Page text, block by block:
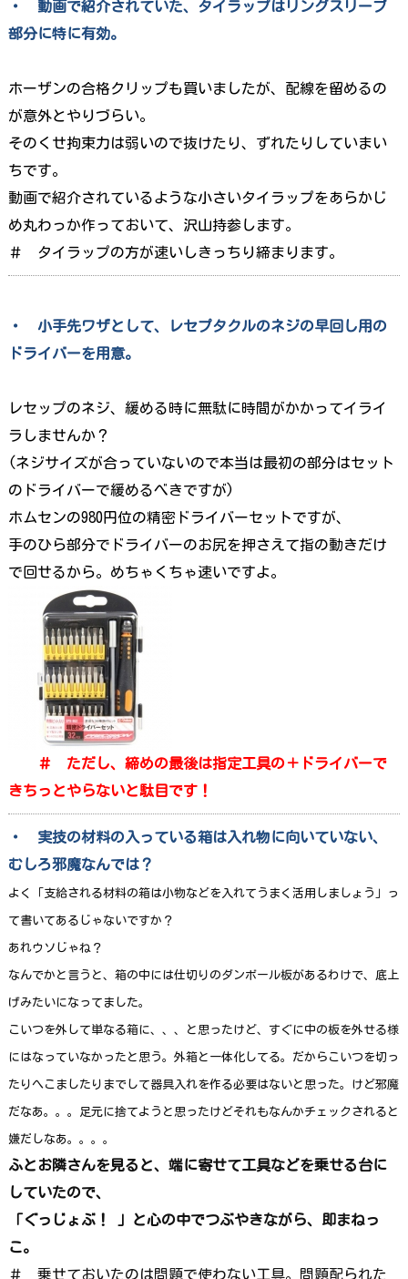
・ 動画で紹介されていた、タイラップはリングスリーブ
部分に特に有効。
ホーザンの合格クリップも買いましたが、配線を留めるの
が意外とやりづらい。
そのくせ拘束力は弱いので抜けたり、ずれたりしていまい
ちです。
動画で紹介されているような小さいタイラップをあらかじ
め丸わっか作っておいて、沢山持参します。
＃ タイラップの方が速いしきっちり締まります。
・ 小手先ワザとして、レセプタクルのネジの早回し用の
ドライバーを用意。
レセップのネジ、緩める時に無駄に時間がかかってイライ
ラしませんか？
(ネジサイズが合っていないので本当は最初の部分はセット
のドライバーで緩めるべきですが)
ホムセンの980円位の精密ドライバーセットですが、
手のひら部分でドライバーのお尻を押さえて指の動きだけ
で回せるから。めちゃくちゃ速いですよ。
＃ ただし、締めの最後は指定工具の＋ドライバーで
きちっとやらないと駄目です！
・ 実技の材料の入っている箱は入れ物に向いていない、
むしろ邪魔なんでは？
よく「支給される材料の箱は小物などを入れてうまく活用しましょう」っ
て書いてあるじゃないですか？
あれウソじゃね？
なんでかと言うと、箱の中には仕切りのダンボール板があるわけで、底上
げみたいになってました。
こいつを外して単なる箱に、、、と思ったけど、すぐに中の板を外せる様
にはなっていなかったと思う。外箱と一体化してる。だからこいつを切っ
たりへこましたりまでして器具入れを作る必要はないと思った。けど邪魔
だなあ。。。足元に捨てようと思ったけどそれもなんかチェックされると
嫌だしなあ。。。。
ふとお隣さんを見ると、端に寄せて工具などを乗せる台に
していたので、
「ぐっじょぶ！ 」と心の中でつぶやきながら、即まねっ
こ。
＃ 乗せておいたのは問題で使わない工具。問題配られた